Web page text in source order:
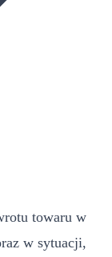
towaru w
w sytuacji,